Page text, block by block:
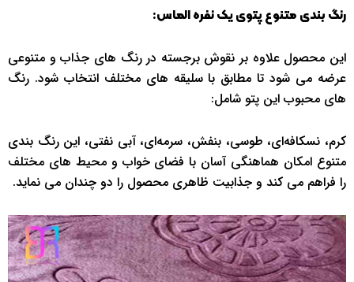
رنگ ‌بندی متنوع پتوی یک نفره الماس:
این محصول علاوه بر نقوش برجسته در رنگ‌ های جذاب و متنوعی
عرضه می ‌شود تا مطابق با سلیقه ‌های مختلف انتخاب شود. رنگ‌
های محبوب این پتو شامل:
کرم، نسکافه‌ای، طوسی، بنفش، سرمه‌ای، آبی نفتی، این رنگ ‌بندی
متنوع امکان هماهنگی آسان با فضای خواب و محیط‌ های مختلف
را فراهم می ‌کند و جذابیت ظاهری محصول را دو چندان می ‌نماید.